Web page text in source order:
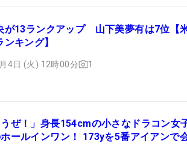
が13ランクアップ 山下美夢有は7位【
キング】
4日 (火) 12時00分 1
うぜ！」身長154cmの小さなドラコン女
ールインワン！ 173yを5番アイアンで